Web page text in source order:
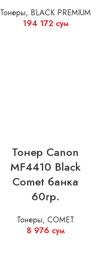
Тонеры, BLACK PREMIUM
194 172 сум
Тонер Canon
MF4410 Black
Comet банка
60гр.
Тонеры, COMET
8 976 сум